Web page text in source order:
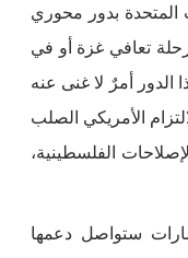
المتحدة بدور محوري
تعافي غزة أو في
الدور أمرٌ لا غنى عنه
الأمريكي الصلب
الفلسطينية،
ستواصل دعمها